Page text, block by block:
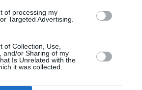
of processing my
Targeted Advertising.
of Collection, Use,
and/or Sharing of my
Is Unrelated with the
it was collected.
22/01/2023
Ζαν Ανούιγ σε
σκηνοθεσία
Μαρίας